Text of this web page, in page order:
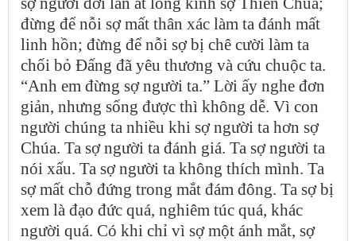
đừng để nỗi sợ mất thân xác làm ta đánh mất
linh hồn; đừng để nỗi sợ bị chê cười làm ta
chối bỏ Đấng đã yêu thương và cứu chuộc ta.
“Anh em đừng sợ người ta.” Lời ấy nghe đơn
giản, nhưng sống được thì không dễ. Vì con
người chúng ta nhiều khi sợ người ta hơn sợ
Chúa. Ta sợ người ta đánh giá. Ta sợ người ta
nói xấu. Ta sợ người ta không thích mình. Ta
sợ mất chỗ đứng trong mắt đám đông. Ta sợ bị
xem là đạo đức quá, nghiêm túc quá, khác
người quá. Có khi chỉ vì sợ một ánh mắt, sợ